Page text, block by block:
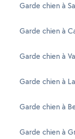
Garde chien à
Garde chien à
Garde chien à
Garde chien à
Garde chien à
Garde chien à